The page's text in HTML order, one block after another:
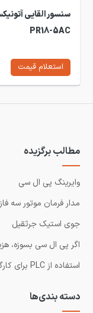
سنسور القایی
PR18-5AC
استعلام قیمت
مطالب برگزیده
وایرینگ پی ال سی
مدار فرمان موتور سه
جوی استیک جرثقیل
اگر پی ال سی بسوزه،
استفاده از PLC برای کارگاه‌های کوچک چقدر هزینه داره؟
دسته بندی‌ها